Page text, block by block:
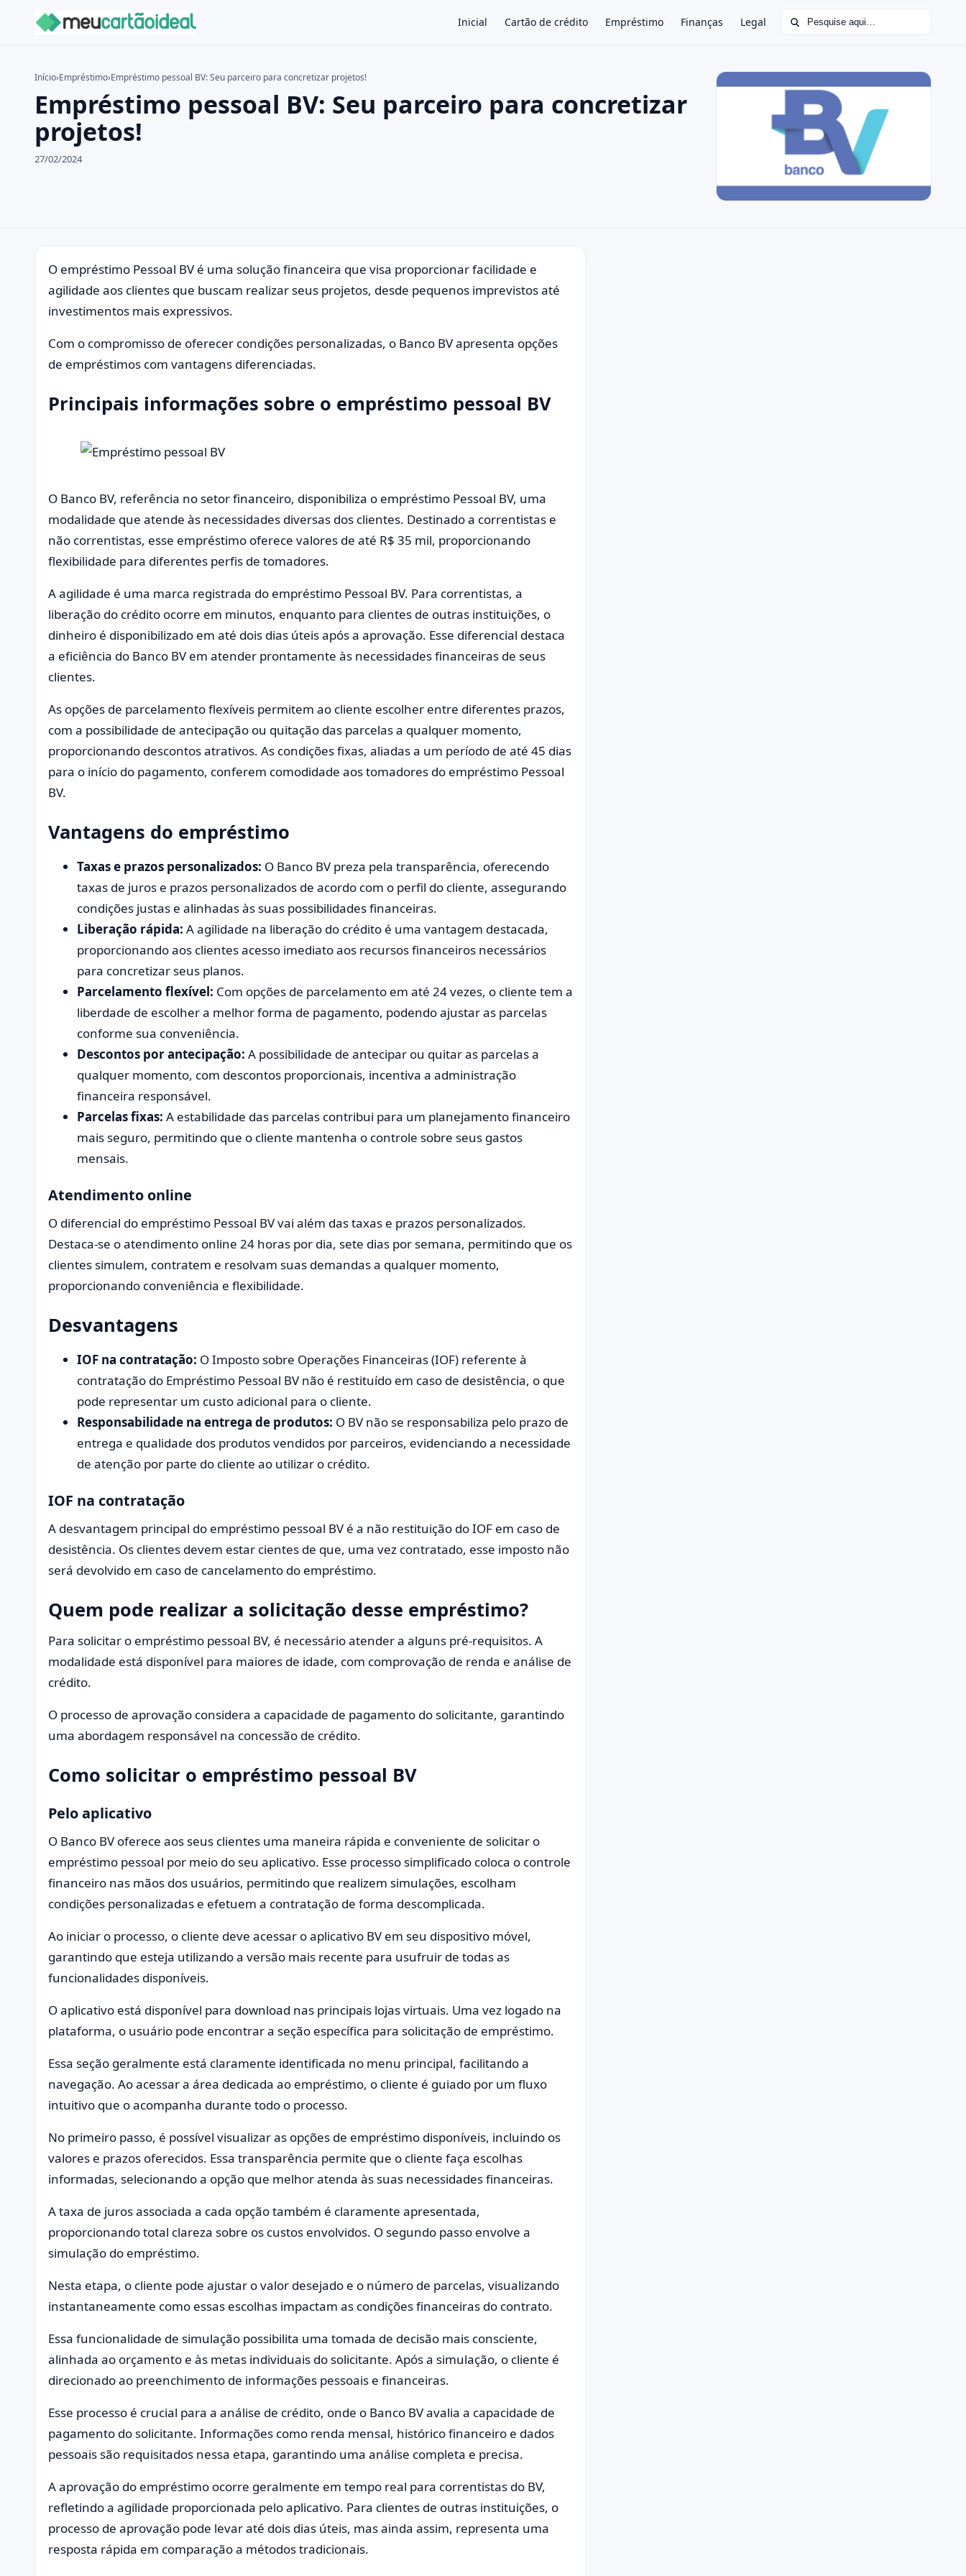
Inicial Cartão de crédito Empréstimo Finanças Legal Buscar por:
Buscar no site ×
Buscar por:
Pressione Enter para buscar ou ESC para fechar.
Início›Empréstimo›Empréstimo pessoal BV: Seu parceiro para concretizar projetos!
Empréstimo pessoal BV: Seu parceiro para concretizar
projetos!
27/02/2024
O empréstimo Pessoal BV é uma solução financeira que visa proporcionar facilidade e
agilidade aos clientes que buscam realizar seus projetos, desde pequenos imprevistos até
investimentos mais expressivos.
Com o compromisso de oferecer condições personalizadas, o Banco BV apresenta opções
de empréstimos com vantagens diferenciadas.
Principais informações sobre o empréstimo pessoal BV
O Banco BV, referência no setor financeiro, disponibiliza o empréstimo Pessoal BV, uma
modalidade que atende às necessidades diversas dos clientes. Destinado a correntistas e
não correntistas, esse empréstimo oferece valores de até R$ 35 mil, proporcionando
flexibilidade para diferentes perfis de tomadores.
A agilidade é uma marca registrada do empréstimo Pessoal BV. Para correntistas, a
liberação do crédito ocorre em minutos, enquanto para clientes de outras instituições, o
dinheiro é disponibilizado em até dois dias úteis após a aprovação. Esse diferencial destaca
a eficiência do Banco BV em atender prontamente às necessidades financeiras de seus
clientes.
As opções de parcelamento flexíveis permitem ao cliente escolher entre diferentes prazos,
com a possibilidade de antecipação ou quitação das parcelas a qualquer momento,
proporcionando descontos atrativos. As condições fixas, aliadas a um período de até 45 dias
para o início do pagamento, conferem comodidade aos tomadores do empréstimo Pessoal
BV.
Vantagens do empréstimo
Taxas e prazos personalizados: O Banco BV preza pela transparência, oferecendo
taxas de juros e prazos personalizados de acordo com o perfil do cliente, assegurando
condições justas e alinhadas às suas possibilidades financeiras.
Liberação rápida: A agilidade na liberação do crédito é uma vantagem destacada,
proporcionando aos clientes acesso imediato aos recursos financeiros necessários
para concretizar seus planos.
Parcelamento flexível: Com opções de parcelamento em até 24 vezes, o cliente tem a
liberdade de escolher a melhor forma de pagamento, podendo ajustar as parcelas
conforme sua conveniência.
Descontos por antecipação: A possibilidade de antecipar ou quitar as parcelas a
qualquer momento, com descontos proporcionais, incentiva a administração
financeira responsável.
Parcelas fixas: A estabilidade das parcelas contribui para um planejamento financeiro
mais seguro, permitindo que o cliente mantenha o controle sobre seus gastos
mensais.
Atendimento online
O diferencial do empréstimo Pessoal BV vai além das taxas e prazos personalizados.
Destaca-se o atendimento online 24 horas por dia, sete dias por semana, permitindo que os
clientes simulem, contratem e resolvam suas demandas a qualquer momento,
proporcionando conveniência e flexibilidade.
Desvantagens
IOF na contratação: O Imposto sobre Operações Financeiras (IOF) referente à
contratação do Empréstimo Pessoal BV não é restituído em caso de desistência, o que
pode representar um custo adicional para o cliente.
Responsabilidade na entrega de produtos: O BV não se responsabiliza pelo prazo de
entrega e qualidade dos produtos vendidos por parceiros, evidenciando a necessidade
de atenção por parte do cliente ao utilizar o crédito.
IOF na contratação
A desvantagem principal do empréstimo pessoal BV é a não restituição do IOF em caso de
desistência. Os clientes devem estar cientes de que, uma vez contratado, esse imposto não
será devolvido em caso de cancelamento do empréstimo.
Quem pode realizar a solicitação desse empréstimo?
Para solicitar o empréstimo pessoal BV, é necessário atender a alguns pré-requisitos. A
modalidade está disponível para maiores de idade, com comprovação de renda e análise de
crédito.
O processo de aprovação considera a capacidade de pagamento do solicitante, garantindo
uma abordagem responsável na concessão de crédito.
Como solicitar o empréstimo pessoal BV
Pelo aplicativo
O Banco BV oferece aos seus clientes uma maneira rápida e conveniente de solicitar o
empréstimo pessoal por meio do seu aplicativo. Esse processo simplificado coloca o controle
financeiro nas mãos dos usuários, permitindo que realizem simulações, escolham
condições personalizadas e efetuem a contratação de forma descomplicada.
Ao iniciar o processo, o cliente deve acessar o aplicativo BV em seu dispositivo móvel,
garantindo que esteja utilizando a versão mais recente para usufruir de todas as
funcionalidades disponíveis.
O aplicativo está disponível para download nas principais lojas virtuais. Uma vez logado na
plataforma, o usuário pode encontrar a seção específica para solicitação de empréstimo.
Essa seção geralmente está claramente identificada no menu principal, facilitando a
navegação. Ao acessar a área dedicada ao empréstimo, o cliente é guiado por um fluxo
intuitivo que o acompanha durante todo o processo.
No primeiro passo, é possível visualizar as opções de empréstimo disponíveis, incluindo os
valores e prazos oferecidos. Essa transparência permite que o cliente faça escolhas
informadas, selecionando a opção que melhor atenda às suas necessidades financeiras.
A taxa de juros associada a cada opção também é claramente apresentada,
proporcionando total clareza sobre os custos envolvidos. O segundo passo envolve a
simulação do empréstimo.
Nesta etapa, o cliente pode ajustar o valor desejado e o número de parcelas, visualizando
instantaneamente como essas escolhas impactam as condições financeiras do contrato.
Essa funcionalidade de simulação possibilita uma tomada de decisão mais consciente,
alinhada ao orçamento e às metas individuais do solicitante. Após a simulação, o cliente é
direcionado ao preenchimento de informações pessoais e financeiras.
Esse processo é crucial para a análise de crédito, onde o Banco BV avalia a capacidade de
pagamento do solicitante. Informações como renda mensal, histórico financeiro e dados
pessoais são requisitados nessa etapa, garantindo uma análise completa e precisa.
A aprovação do empréstimo ocorre geralmente em tempo real para correntistas do BV,
refletindo a agilidade proporcionada pelo aplicativo. Para clientes de outras instituições, o
processo de aprovação pode levar até dois dias úteis, mas ainda assim, representa uma
resposta rápida em comparação a métodos tradicionais.